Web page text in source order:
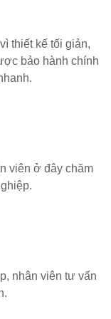
liệu thép không
chi tiết máy bên
theo thời gian. Sử
với phần niềng
toàn bộ, hoàn
cao, diện mạo
thiết kế tối giản,
bảo hành chính
viên ở đây chăm
nhân viên tư vấn